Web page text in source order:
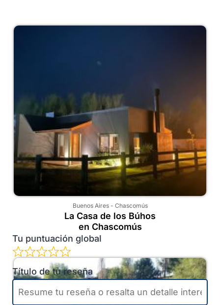
Buenos Aires- Chascomús
La Casa de los Búhos
en Chascomús
Tu puntuación global
Título de tu reseña